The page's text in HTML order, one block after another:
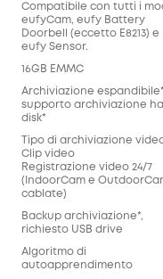
Compatibile con tutti i
eufyCam, eufy Battery
Doorbell (eccetto E8213) e
eufy Sensor.
16GB EMMC
Archiviazione
supporto archiviazione
disk*
Tipo di archiviazione
Clip video
Registrazione video 24/7
(IndoorCam e
cablate)
Backup archiviazione*,
richiesto USB drive
Algoritmo di
autoapprendimento